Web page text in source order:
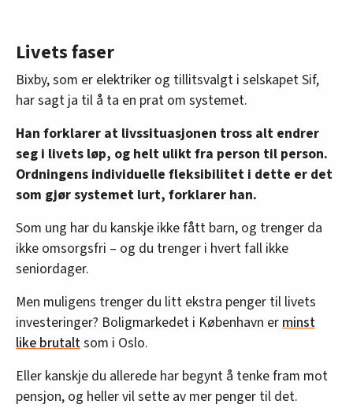
Livets faser
Bixby, som er elektriker og tillitsvalgt i selskapet Sif,
har sagt ja til å ta en prat om systemet.
Han forklarer at livssituasjonen tross alt endrer
seg i livets løp, og helt ulikt fra person til person.
Ordningens individuelle fleksibilitet i dette er det
som gjør systemet lurt, forklarer han.
Som ung har du kanskje ikke fått barn, og trenger da
ikke omsorgsfri – og du trenger i hvert fall ikke
seniordager.
Men muligens trenger du litt ekstra penger til livets
investeringer? Boligmarkedet i København erminst
like brutaltsom i Oslo.
Eller kanskje du allerede har begynt å tenke fram mot
pensjon, og heller vil sette av mer penger til det.